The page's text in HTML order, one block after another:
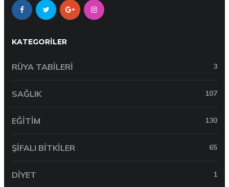
KATEGORILER
RÜYA TABILERI 3
SAĞLIK 107
EĞITIM 130
ŞIFALI BITKILER 65
DIYET 1